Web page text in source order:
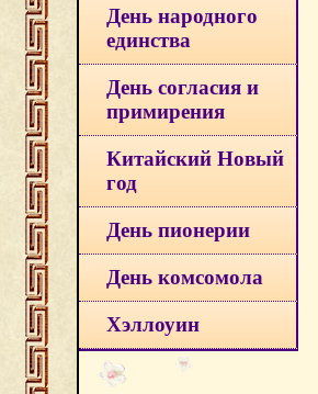
День народного
единства
День согласия и
примирения
Китайский Новый
год
День пионерии
День комсомола
Хэллоуин